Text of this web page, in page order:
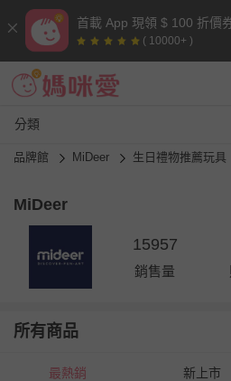
首載 App 現領 $ 100 折價
( 10000+ )
分類
品牌館 MiDeer 生日禮物推薦玩具
MiDeer
15957
銷售量
所有商品
最熱銷 新上市